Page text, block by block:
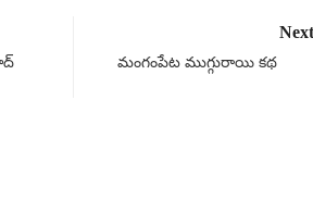
మంగంపేట ముగ్గురాయి కథ